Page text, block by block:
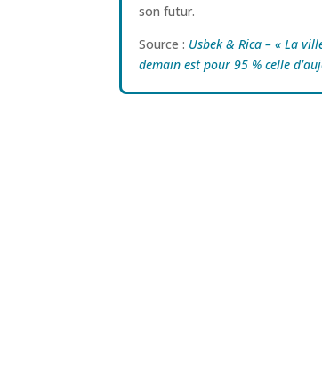
son futur.
Source : Usbek & Rica – « La
demain est pour 95 % celle